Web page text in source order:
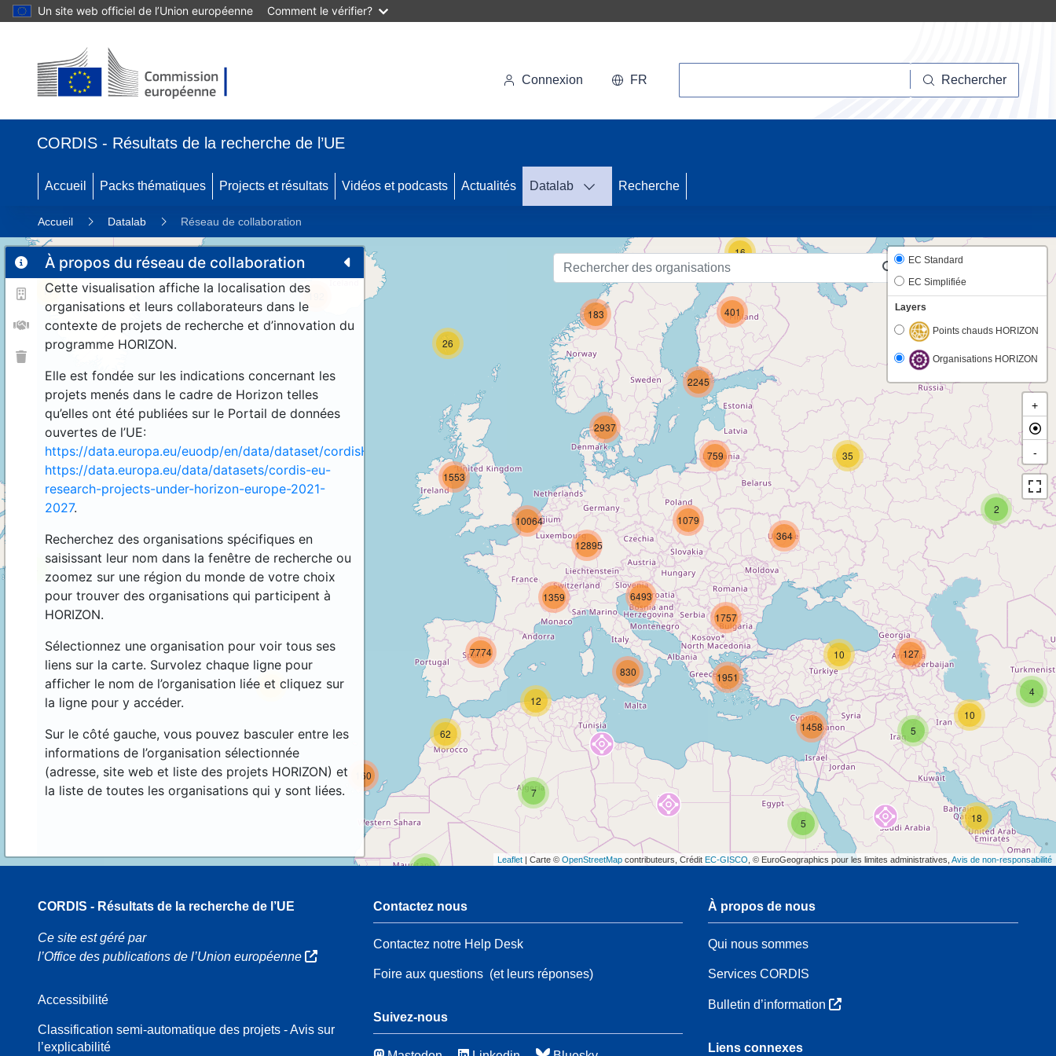
Un site web officiel de l’Union européenne Comment le vérifier?
Connexion FR Rechercher
CORDIS - Résultats de la recherche de l’UE
Accueil Packs thématiques Projects et résultats Vidéos et podcasts Actualités Datalab Recherche
Accueil Datalab Réseau de collaboration
À propos du réseau de collaboration
Cette visualisation affiche la localisation des
organisations et leurs collaborateurs dans le
contexte de projets de recherche et d’innovation du
programme HORIZON.
Elle est fondée sur les indications concernant les
projets menés dans le cadre de Horizon telles
qu’elles ont été publiées sur le Portail de données
ouvertes de l’UE:
https://data.europa.eu/euodp/en/data/dataset/cordisH2020projects.
https://data.europa.eu/data/datasets/cordis-eu-
research-projects-under-horizon-europe-2021-
2027.
Recherchez des organisations spécifiques en
saisissant leur nom dans la fenêtre de recherche ou
zoomez sur une région du monde de votre choix
pour trouver des organisations qui participent à
HORIZON.
Sélectionnez une organisation pour voir tous ses
liens sur la carte. Survolez chaque ligne pour
afficher le nom de l’organisation liée et cliquez sur
la ligne pour y accéder.
Sur le côté gauche, vous pouvez basculer entre les
informations de l’organisation sélectionnée
(adresse, site web et liste des projets HORIZON) et
la liste de toutes les organisations qui y sont liées.
5 18
2
21
54
11
26
192
2
4
7
44
160
1553
12
62
7774
5
10
10
127
830
364
35
1757
759
1458
1951
183
16
401
2245
1359
1079
2937
10064
6493
12895
EC Standard
EC Simplifiée
Layers
Points chauds HORIZON
Organisations HORIZON
+
-
Leaflet | Carte © OpenStreetMap contributeurs, Crédit EC-GISCO , © EuroGeographics pour les limites administratives, Avis de non-responsabilité
CORDIS - Résultats de la recherche de l’UE
Ce site est géré par
l’Office des publications de l’Union européenne
Accessibilité
Classification semi-automatique des projets - Avis sur
l’explicabilité
Contactez nous
Contactez notre Help Desk
Foire aux questions(et leurs réponses)
Suivez-nous
À propos de nous
Qui nous sommes
Services CORDIS
Bulletin d’information
Liens connexes